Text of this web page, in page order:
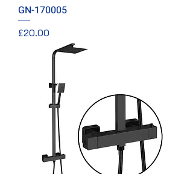
GN-170005
價格
£20.00